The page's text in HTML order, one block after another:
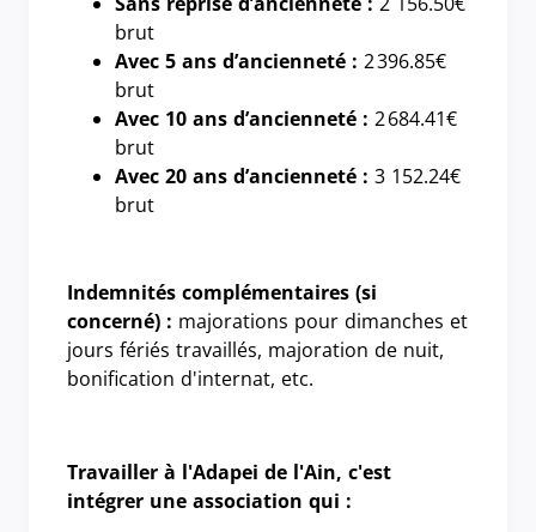
brut
Avec 5 ans d’ancienneté : 2 396.85€
brut
Avec 10 ans d’ancienneté : 2 684.41€
brut
Avec 20 ans d’ancienneté : 3 152.24€
brut
Indemnités complémentaires (si
concerné) : majorations pour dimanches et
jours fériés travaillés, majoration de nuit,
bonification d'internat, etc.
Travailler à l'Adapei de l'Ain, c'est
intégrer une association qui :